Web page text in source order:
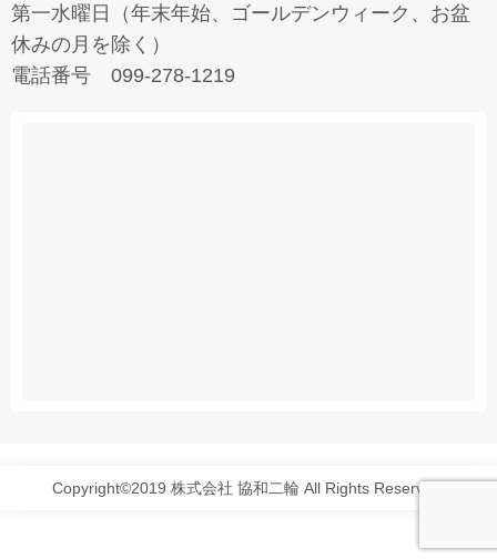
第一水曜日（年末年始、ゴールデンウィーク、お盆
休みの月を除く）
電話番号 099-278-1219
Copyright©2019 株式会社 協和二輪 All Rights Reserved.